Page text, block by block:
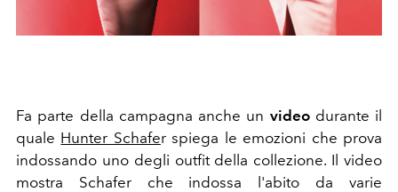
Fa parte della campagna anche un videodurante il
quale Hunter Schafer spiega le emozioni che prova
indossando uno degli outfit della collezione. Il video
mostra Schafer che indossa l'abito da varie